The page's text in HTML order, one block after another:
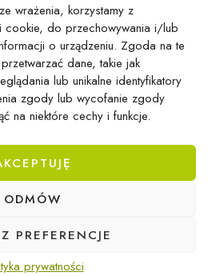
wrażenia, korzystamy z
cookie, do przechowywania i/lub
o urządzeniu. Zgoda na te
dane, takie jak
lub unikalne identyfikatory
zgody lub wycofanie zgody
na niektóre cechy i funkcje.
ODMÓW
PREFERENCJE
prywatności
Kack